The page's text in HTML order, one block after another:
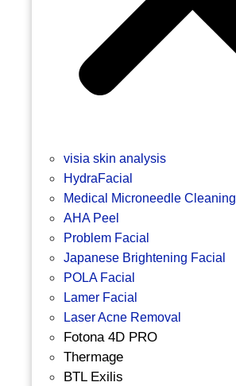
visia skin analysis
HydraFacial
Medical Microneedle Cleaning
AHA Peel
Problem Facial
Japanese Brightening Facial
POLA Facial
Lamer Facial
Laser Acne Removal
Fotona 4D PRO
Thermage
BTL Exilis